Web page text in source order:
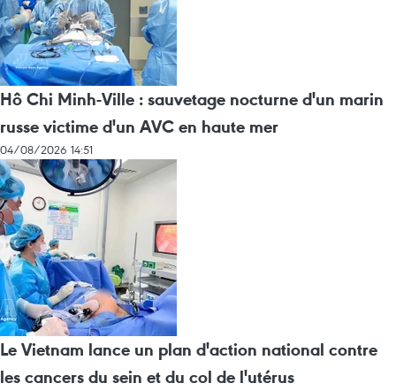
Hô Chi Minh-Ville : sauvetage nocturne d'un marin
russe victime d'un AVC en haute mer
04/08/2026 14:51
Le Vietnam lance un plan d'action national contre
les cancers du sein et du col de l'utérus